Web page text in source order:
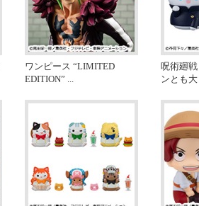
ワンピース “LIMITED
EDITION” ...
呪術廻
ンとも